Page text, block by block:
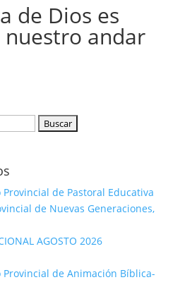
de Dios es
andar
de Pastoral Educativa
de Nuevas Generaciones,
AGOSTO 2026
de Animación Bíblica-